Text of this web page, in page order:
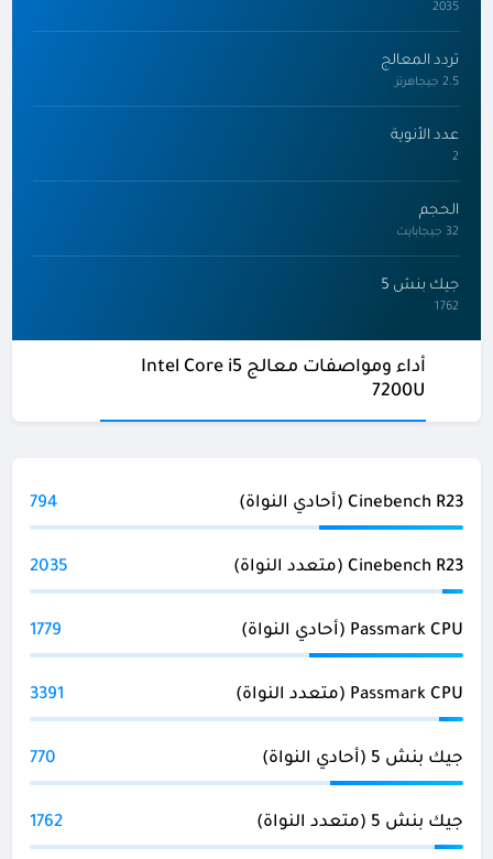
2035
تردد المعالج
2.5 جيجاهرتز
عدد الأنوية
2
الحجم
32 جيجابايت
جيك بنش 5
1762
أداء ومواصفات معالج Intel Core i5
7200U
Cinebench R23 (أحادي النواة) 794
Cinebench R23 (متعدد النواة) 2035
Passmark CPU (أحادي النواة) 1779
Passmark CPU (متعدد النواة) 3391
جيك بنش 5 (أحادي النواة) 770
جيك بنش 5 (متعدد النواة) 1762